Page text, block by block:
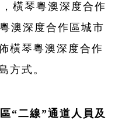
橫琴粵澳深度合作
澳深度合作區城市
橫琴粵澳深度合作
方式。
“二線”通道人員及